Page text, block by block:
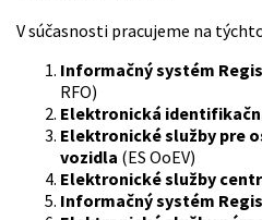
V súčasnosti pracujeme na
Informačný systém
RFO)
Elektronická
Elektronické služby pre
vozidla (ES OoEV)
Elektronické služby
Informačný systém